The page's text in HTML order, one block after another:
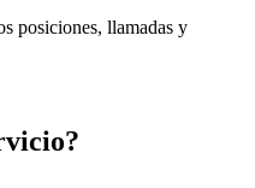
posiciones, llamadas y